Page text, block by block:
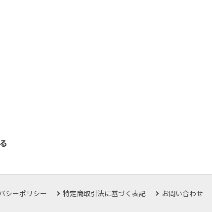
シーポリシー 特定商取引法に基づく表記 お問い合わせ